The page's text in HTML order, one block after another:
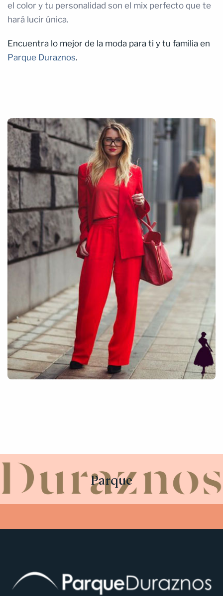
el color y tu personalidad son el mix perfecto que te
hará lucir única.
Encuentra lo mejor de la moda para ti y tu familia en
Parque Duraznos.
Parque